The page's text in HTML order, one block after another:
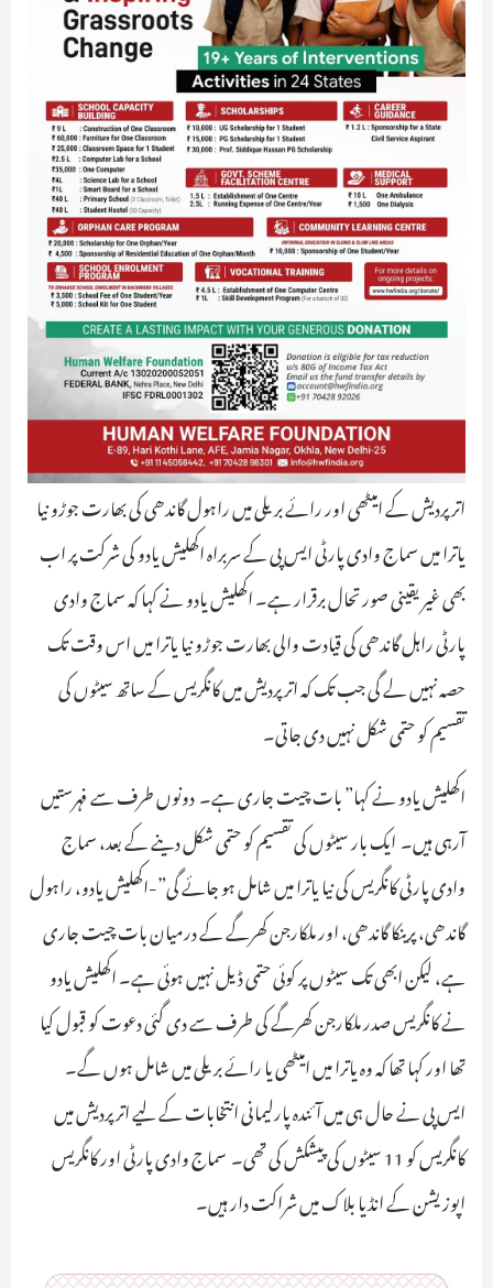
اتر پردیش کے امیٹھی اور رائے بریلی میں راہول گاندھی کی بھارت جوڑو نیا
یاترا میں سماج وادی پارٹی ایس پی کے سربراہ اکھلیش یادو کی شرکت پر اب
بھی غیر یقینی صورتحال برقرار ہے۔ اکھلیش یادو نے کہا کہ سماج وادی
پارٹی راہل گاندھی کی قیادت والی بھارت جوڑو نیا یاترا میں اس وقت تک
حصہ نہیں لے گی جب تک کہ اتر پردیش میں کانگریس کے ساتھ سیٹوں کی
تقسیم کو حتمی شکل نہیں دی جاتی۔
اکھلیش یادو نے کہا” بات چیت جاری ہے۔ دونوں طرف سے فہرستیں
آرہی ہیں۔ ایک بار سیٹوں کی تقسیم کو حتمی شکل دینے کے بعد، سماج
وادی پارٹی کانگریس کی نیا یاترا میں شامل ہو جائے گی”-اکھلیش یادو، راہول
گاندھی، پرینکا گاندھی، اور ملکارجن کھرگے کے درمیان بات چیت جاری
ہے، لیکن ابھی تک سیٹوں پر کوئی حتمی ڈیل نہیں ہوئی ہے۔ اکھلیش یادو
نے کانگریس صدر ملکارجن کھرگے کی طرف سے دی گئی دعوت کو قبول کیا
تھا اور کہا تھا کہ وہ یاترا میں امیٹھی یا رائے بریلی میں شامل ہوں گے۔
ایس پی نے حال ہی میں آئندہ پارلیمانی انتخابات کے لیے اتر پردیش میں
کانگریس کو 11 سیٹوں کی پیشکش کی تھی۔ سماج وادی پارٹی اور کانگریس
اپوزیشن کے انڈیا بلاک میں شراکت دار ہیں۔